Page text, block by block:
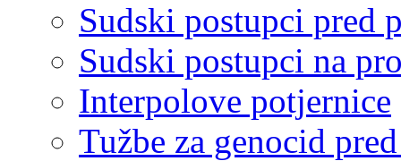
Sudski postupci pred
Sudski postupci na
Interpolove potjernice
Tužbe za genocid